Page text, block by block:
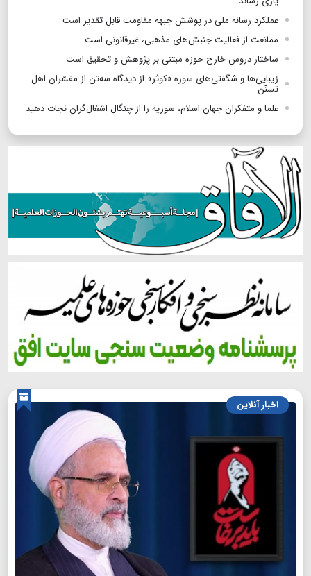
عملکرد رسانه ملی در پوشش جبهه مقاومت قابل تقدیر است
ممانعت از فعالیت جنبش‌های مذهبی، غیرقانونی است
ساختار دروس خارج حوزه مبتنی بر پژوهش و تحقیق است
زیبایی‌ها و شگفتی‌های سوره «کوثر» از دیدگاه سه‌تن از مفسّران اهل
تسنّن
علما و متفکران جهان اسلام، سوریه را از چنگال اشغال‌گران نجات دهید
اخبار آنلاین